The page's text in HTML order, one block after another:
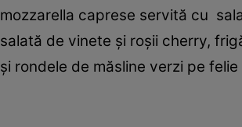
mozzarella caprese servită cu
salată de vinete și roșii cherry,
și rondele de măsline verzi pe felie